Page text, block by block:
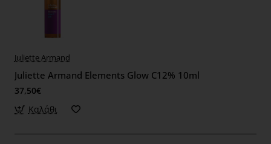
Juliette Armand
Juliette Armand Elements Glow C12% 10ml
37,50€
Καλάθι